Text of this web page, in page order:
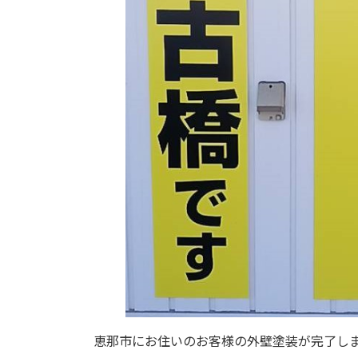
恵那市にお住いのお客様の外壁塗装が完了し